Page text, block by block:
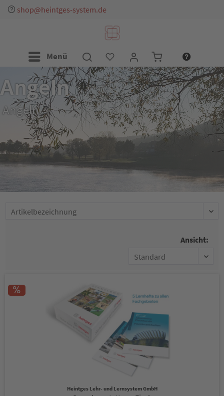
über 55 Jahre Erfahrung
Menü
Angeln
Angeln
Ansicht:
Heintges Lehr- und Lernsystem GmbH